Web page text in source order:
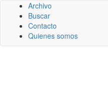
Archivo
Buscar
Contacto
Quienes somos